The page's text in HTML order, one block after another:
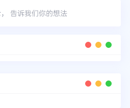
告诉我们你的想法